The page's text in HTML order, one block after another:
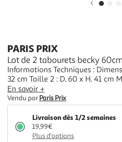
PARIS PRIX
Lot de 2 tabourets becky
Informations Techniques : Dimensions : Taille 1 :
32 cm Taille 2 : D. 60 x H. 41 cm Matières :
Tissu (50% Polyester & 50%
Contreplaqué Spécificités :
Tabourets design Forme Ronde
Peut être
En savoir +
Vendu parParis Prix
Livraison dès 1/2 semaines
19,99€
Plus d'options